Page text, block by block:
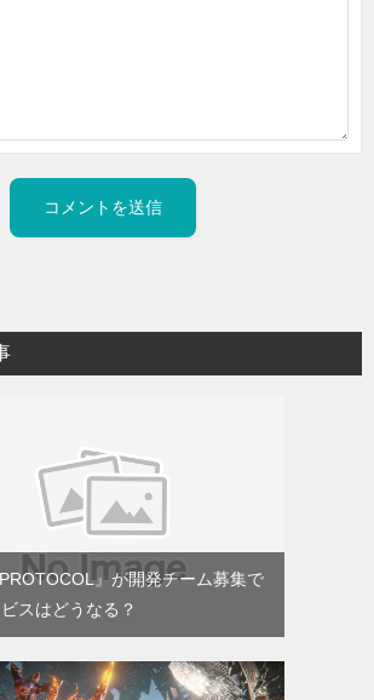
PROTOCOL』が開発チーム募集で
スはどうなる？